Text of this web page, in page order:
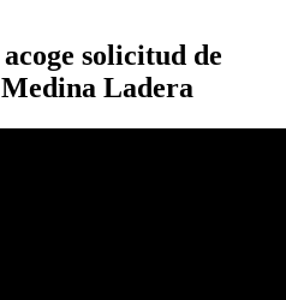
solicitud de
Ladera